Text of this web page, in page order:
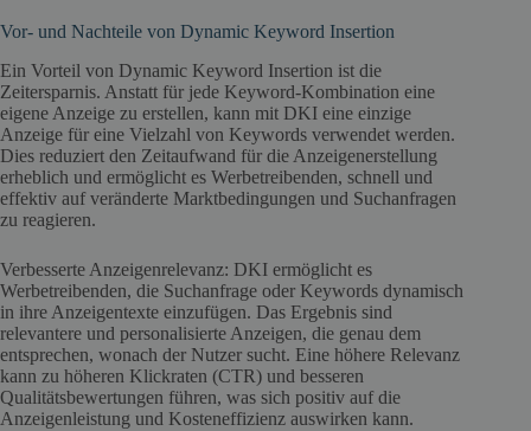
Vor- und Nachteile von Dynamic Keyword Insertion
Ein Vorteil von Dynamic Keyword Insertion ist die
Zeitersparnis. Anstatt für jede Keyword-Kombination eine
eigene Anzeige zu erstellen, kann mit DKI eine einzige
Anzeige für eine Vielzahl von Keywords verwendet werden.
Dies reduziert den Zeitaufwand für die Anzeigenerstellung
erheblich und ermöglicht es Werbetreibenden, schnell und
effektiv auf veränderte Marktbedingungen und Suchanfragen
zu reagieren.
Verbesserte Anzeigenrelevanz: DKI ermöglicht es
Werbetreibenden, die Suchanfrage oder Keywords dynamisch
in ihre Anzeigentexte einzufügen. Das Ergebnis sind
relevantere und personalisierte Anzeigen, die genau dem
entsprechen, wonach der Nutzer sucht. Eine höhere Relevanz
kann zu höheren Klickraten (CTR) und besseren
Qualitätsbewertungen führen, was sich positiv auf die
Anzeigenleistung und Kosteneffizienz auswirken kann.